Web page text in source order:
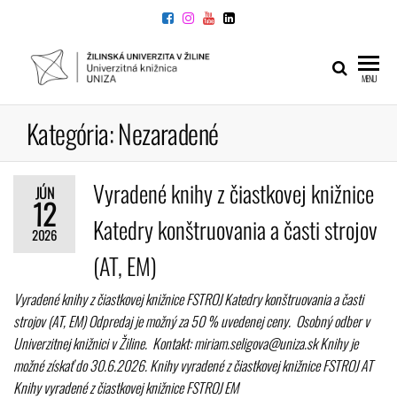
UNIVERZITNÁ
KNIŽNICA
MENU
Kategória:Nezaradené
JÚN
12
2026
Vyradené knihy z čiastkovej knižnice
Katedry konštruovania a časti strojov
(AT, EM)
Vyradené knihy z čiastkovej knižnice FSTROJ Katedry konštruovania a časti
strojov (AT, EM) Odpredaj je možný za 50 % uvedenej ceny. Osobný odber v
Univerzitnej knižnici v Žiline. Kontakt: miriam.seligova@uniza.sk Knihy je
možné získať do 30.6.2026. Knihy vyradené z čiastkovej knižnice FSTROJ AT
Knihy vyradené z čiastkovej knižnice FSTROJ EM